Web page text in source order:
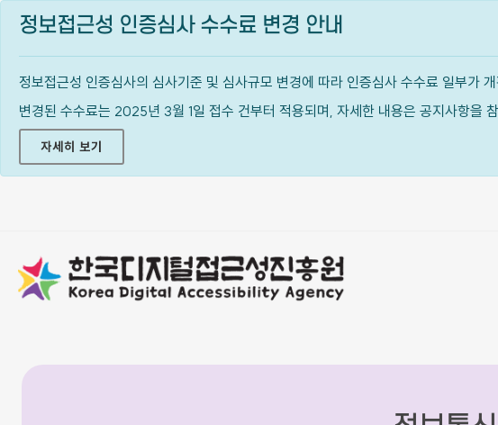
정보접근성 인증심사 수수료 변경 안내
정보접근성 인증심사의 심사기준 및 심사규모 변경에 따라 인증심사 수수료 일부가
변경된 수수료는 2025년 3월 1일 접수 건부터 적용되며, 자세한 내용은 공지사항을
자세히 보기